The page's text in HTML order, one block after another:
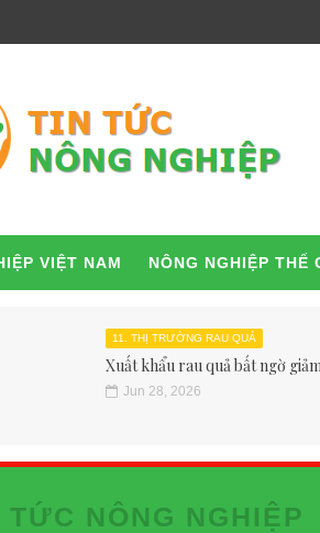
VIỆT NAM NÔNG NGHIỆP THẾ
11. THỊ TRƯỜNG RAU QUẢ
Xuất khẩu rau quả bất ngờ
Jun 28, 2026
NÔNG NGHIỆP